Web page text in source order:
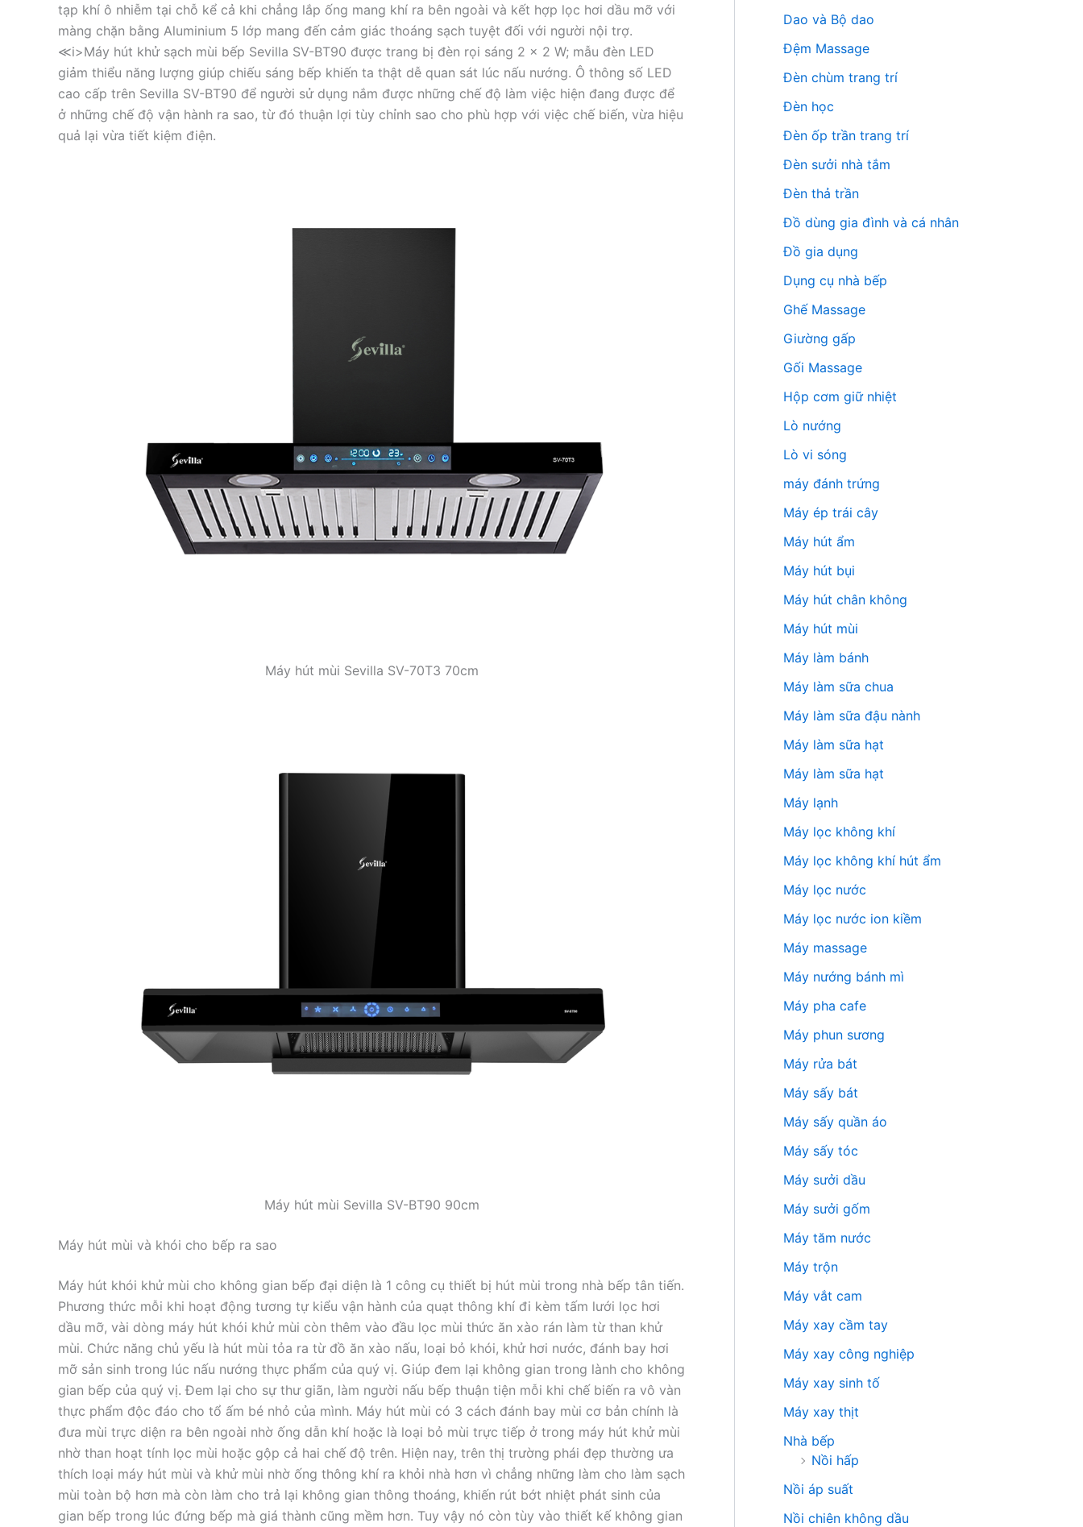
tạp khí ô nhiễm tại chỗ kể cả khi chẳng lắp ống mang khí ra bên ngoài và kết hợp lọc hơi dầu mỡ với
màng chặn bằng Aluminium 5 lớp mang đến cảm giác thoáng sạch tuyệt đối với người nội trợ.
≪i>Máy hút khử sạch mùi bếp Sevilla SV-BT90 được trang bị đèn rọi sáng 2 x 2 W; mẫu đèn LED
giảm thiểu năng lượng giúp chiếu sáng bếp khiến ta thật dễ quan sát lúc nấu nướng. Ô thông số LED
cao cấp trên Sevilla SV-BT90 để người sử dụng nắm được những chế độ làm việc hiện đang được để
ở những chế độ vận hành ra sao, từ đó thuận lợi tùy chỉnh sao cho phù hợp với việc chế biến, vừa hiệu
quả lại vừa tiết kiệm điện.
Máy hút mùi Sevilla SV-70T3 70cm
Máy hút mùi Sevilla SV-BT90 90cm
Máy hút mùi và khói cho bếp ra sao
Máy hút khói khử mùi cho không gian bếp đại diện là 1 công cụ thiết bị hút mùi trong nhà bếp tân tiến.
Phương thức mỗi khi hoạt động tương tự kiểu vận hành của quạt thông khí đi kèm tấm lưới lọc hơi
dầu mỡ, vài dòng máy hút khói khử mùi còn thêm vào đầu lọc mùi thức ăn xào rán làm từ than khử
mùi. Chức năng chủ yếu là hút mùi tỏa ra từ đồ ăn xào nấu, loại bỏ khói, khử hơi nước, đánh bay hơi
mỡ sản sinh trong lúc nấu nướng thực phẩm của quý vị. Giúp đem lại không gian trong lành cho không
gian bếp của quý vị. Đem lại cho sự thư giãn, làm người nấu bếp thuận tiện mỗi khi chế biến ra vô vàn
thực phẩm độc đáo cho tổ ấm bé nhỏ của mình. Máy hút mùi có 3 cách đánh bay mùi cơ bản chính là
đưa mùi trực diện ra bên ngoài nhờ ống dẫn khí hoặc là loại bỏ mùi trực tiếp ở trong máy hút khử mùi
nhờ than hoạt tính lọc mùi hoặc gộp cả hai chế độ trên. Hiện nay, trên thị trường phái đẹp thường ưa
thích loại máy hút mùi và khử mùi nhờ ống thông khí ra khỏi nhà hơn vì chẳng những làm cho làm sạch
mùi toàn bộ hơn mà còn làm cho trả lại không gian thông thoáng, khiến rút bớt nhiệt phát sinh của
gian bếp trong lúc đứng bếp mà giá thành cũng mềm hơn. Tuy vậy nó còn tùy vào thiết kế không gian
Dao và Bộ dao
Đệm Massage
Đèn chùm trang trí
Đèn học
Đèn ốp trần trang trí
Đèn sưởi nhà tắm
Đèn thả trần
Đồ dùng gia đình và cá nhân
Đồ gia dụng
Dụng cụ nhà bếp
Ghế Massage
Giường gấp
Gối Massage
Hộp cơm giữ nhiệt
Lò nướng
Lò vi sóng
máy đánh trứng
Máy ép trái cây
Máy hút ẩm
Máy hút bụi
Máy hút chân không
Máy hút mùi
Máy làm bánh
Máy làm sữa chua
Máy làm sữa đậu nành
Máy làm sữa hạt
Máy làm sữa hạt
Máy lạnh
Máy lọc không khí
Máy lọc không khí hút ẩm
Máy lọc nước
Máy lọc nước ion kiềm
Máy massage
Máy nướng bánh mì
Máy pha cafe
Máy phun sương
Máy rửa bát
Máy sấy bát
Máy sấy quần áo
Máy sấy tóc
Máy sưởi dầu
Máy sưởi gốm
Máy tăm nước
Máy trộn
Máy vắt cam
Máy xay cầm tay
Máy xay công nghiệp
Máy xay sinh tố
Máy xay thịt
Nhà bếp
Nồi hấp
Nồi áp suất
Nồi chiên không dầu